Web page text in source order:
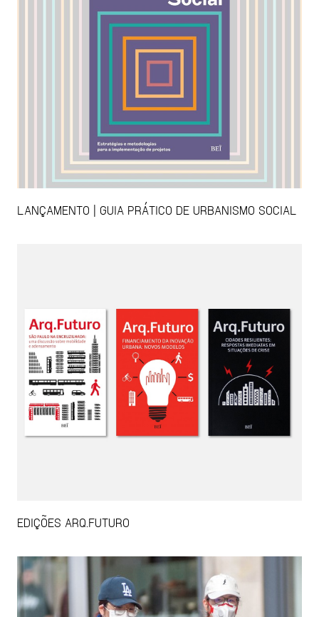
LANÇAMENTO | GUIA PRÁTICO DE URBANISMO SOCIAL
EDIÇÕES ARQ.FUTURO